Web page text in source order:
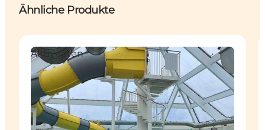
Ähnliche Produkte
Aktivitäten